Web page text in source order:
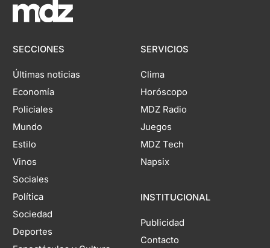
SECCIONES
Últimas noticias
Economía
Policiales
Mundo
Estilo
Vinos
Sociales
Política
Sociedad
Deportes
SERVICIOS
Clima
Horóscopo
MDZ Radio
Juegos
MDZ Tech
Napsix
INSTITUCIONAL
Publicidad
Contacto